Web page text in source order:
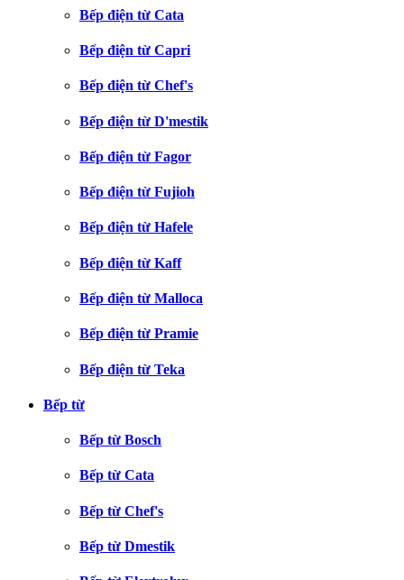
Bếp điện từ Cata
Bếp điện từ Capri
Bếp điện từ Chef's
Bếp điện từ D'mestik
Bếp điện từ Fagor
Bếp điện từ Fujioh
Bếp điện từ Hafele
Bếp điện từ Kaff
Bếp điện từ Malloca
Bếp điện từ Pramie
Bếp điện từ Teka
Bếp từ
Bếp từ Bosch
Bếp từ Cata
Bếp từ Chef's
Bếp từ Dmestik